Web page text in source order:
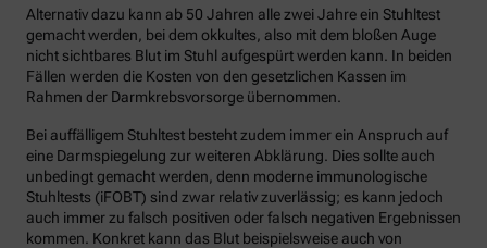
Alternativ dazu kann ab 50 Jahren alle zwei Jahre ein Stuhltest
gemacht werden, bei dem okkultes, also mit dem bloßen Auge
nicht sichtbares Blut im Stuhl aufgespürt werden kann. In beiden
Fällen werden die Kosten von den gesetzlichen Kassen im
Rahmen der Darmkrebsvorsorge übernommen.
Bei auffälligem Stuhltest besteht zudem immer ein Anspruch auf
eine Darmspiegelung zur weiteren Abklärung. Dies sollte auch
unbedingt gemacht werden, denn moderne immunologische
Stuhltests (iFOBT) sind zwar relativ zuverlässig; es kann jedoch
auch immer zu falsch positiven oder falsch negativen Ergebnissen
kommen. Konkret kann das Blut beispielsweise auch von